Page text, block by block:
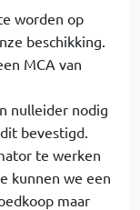
worden op
beschikking.
MCA van
nulleider nodig
bevestigd.
te werken
kunnen we een
maar